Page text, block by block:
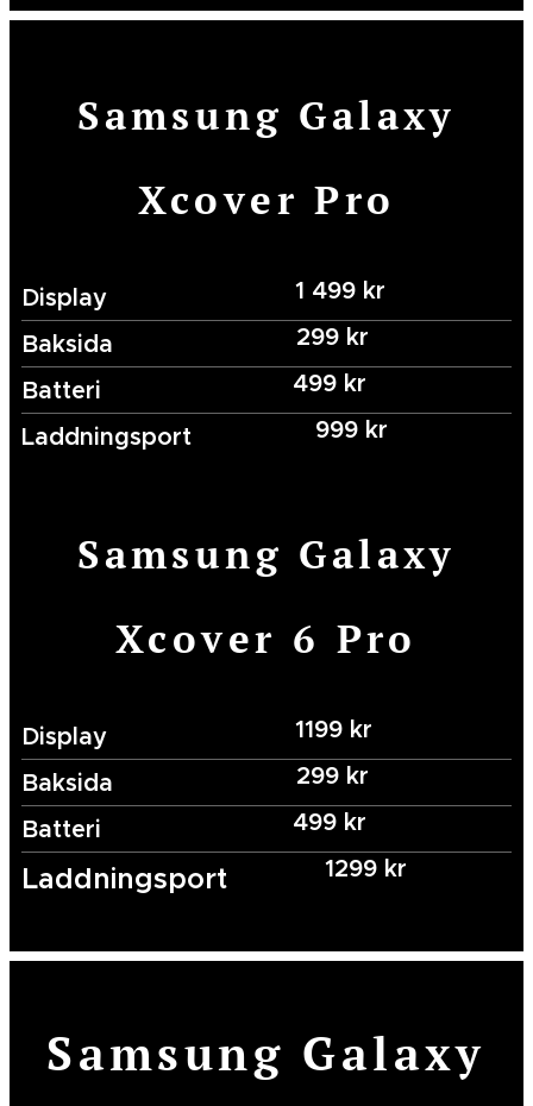
Samsung Galaxy
Xcover Pro
Display
1 499 kr
Baksida
299 kr
Batteri
499 kr
Laddningsport
999 kr
Samsung Galaxy
Xcover 6 Pro
Display
1199 kr
Baksida
299 kr
Batteri
499 kr
Laddningsport 1299 kr
Samsung Galaxy